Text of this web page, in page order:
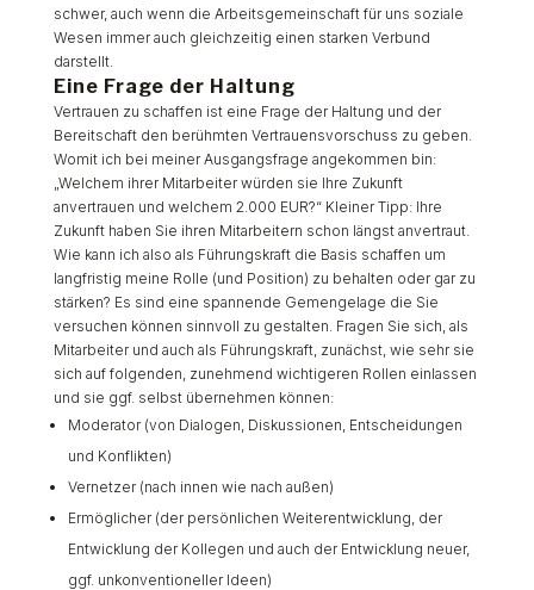
schwer, auch wenn die Arbeitsgemeinschaft für uns soziale
Wesen immer auch gleichzeitig einen starken Verbund
darstellt.
Eine Frage der Haltung
Vertrauen zu schaffen ist eine Frage der Haltung und der
Bereitschaft den berühmten Vertrauensvorschuss zu geben.
Womit ich bei meiner Ausgangsfrage angekommen bin:
„Welchem ihrer Mitarbeiter würden sie Ihre Zukunft
anvertrauen und welchem 2.000 EUR?“ Kleiner Tipp: Ihre
Zukunft haben Sie ihren Mitarbeitern schon längst anvertraut.
Wie kann ich also als Führungskraft die Basis schaffen um
langfristig meine Rolle (und Position) zu behalten oder gar zu
stärken? Es sind eine spannende Gemengelage die Sie
versuchen können sinnvoll zu gestalten. Fragen Sie sich, als
Mitarbeiter und auch als Führungskraft, zunächst, wie sehr sie
sich auf folgenden, zunehmend wichtigeren Rollen einlassen
und sie ggf. selbst übernehmen können:
Moderator (von Dialogen, Diskussionen, Entscheidungen
und Konflikten)
Vernetzer (nach innen wie nach außen)
Ermöglicher (der persönlichen Weiterentwicklung, der
Entwicklung der Kollegen und auch der Entwicklung neuer,
ggf. unkonventioneller Ideen)